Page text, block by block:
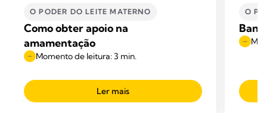
O PODER DO LEITE MATERNO
Como obter apoio na
amamentação
Momento de leitura: 3 min.
Ler mais
O